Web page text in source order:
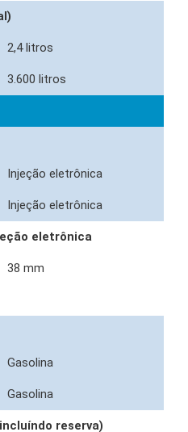
2,4 litros
3.600 litros
Injeção eletrônica
Injeção eletrônica
eletrônica
38 mm
Gasolina
Gasolina
reserva)